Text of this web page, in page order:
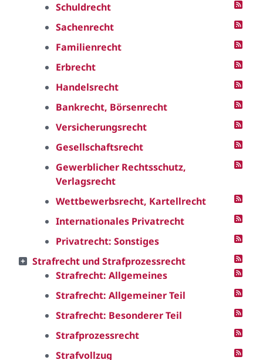
Schuldrecht
Sachenrecht
Familienrecht
Erbrecht
Handelsrecht
Bankrecht, Börsenrecht
Versicherungsrecht
Gesellschaftsrecht
Gewerblicher Rechtsschutz,
Verlagsrecht
Wettbewerbsrecht, Kartellrecht
Internationales Privatrecht
Privatrecht: Sonstiges
Strafrecht und Strafprozessrecht
Strafrecht: Allgemeines
Strafrecht: Allgemeiner Teil
Strafrecht: Besonderer Teil
Strafprozessrecht
Strafvollzug